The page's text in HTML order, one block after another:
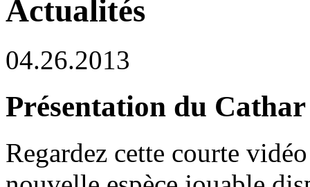
Actualités
04.26.2013
Présentation du Cathar
Regardez cette courte